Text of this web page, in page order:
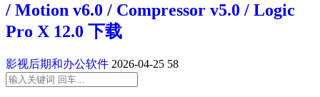
/ Motion v6.0 / Compressor v5.0 / Logic
Pro X 12.0 下载
影视后期和办公软件 2026-04-25 58